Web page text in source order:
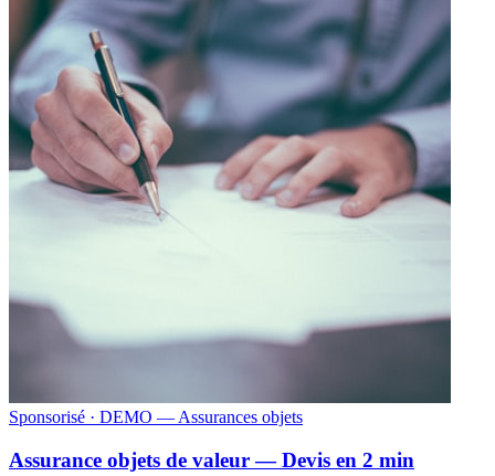
Sponsorisé · DEMO — Assurances objets
Assurance objets de valeur — Devis en 2 min